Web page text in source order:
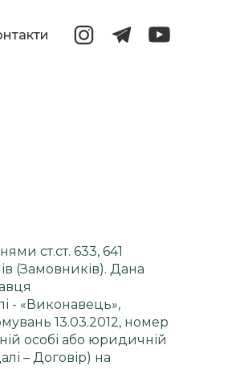
ст.ст. 633, 641
(Замовників). Дана
- «Виконавець»,
13.03.2012, номер
особі або юридичній
– Договір) на